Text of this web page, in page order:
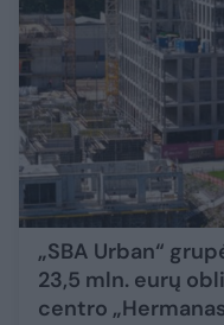
„SBA Urban“
23,5 mln. eurų
centro